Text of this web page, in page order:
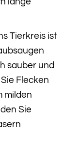
Tierkreis ist
sauber und
Flecken
milden
Sie